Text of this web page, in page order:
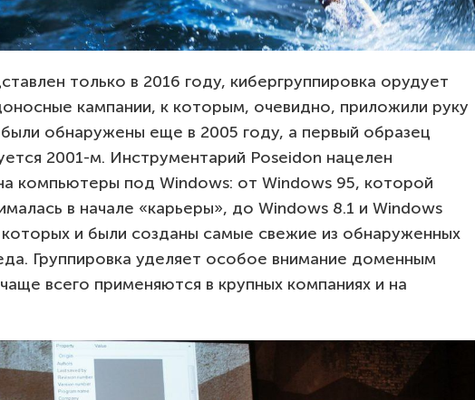
только в 2016 году, кибергруппировка орудует
кампании, к которым, очевидно, приложили руку
обнаружены еще в 2005 году, а первый образец
2001-м. Инструментарий Poseidon нацелен
компьютеры под Windows: от Windows 95, которой
в начале «карьеры», до Windows 8.1 и Windows
и были созданы самые свежие из обнаруженных
Группировка уделяет особое внимание доменным
всего применяются в крупных компаниях и на